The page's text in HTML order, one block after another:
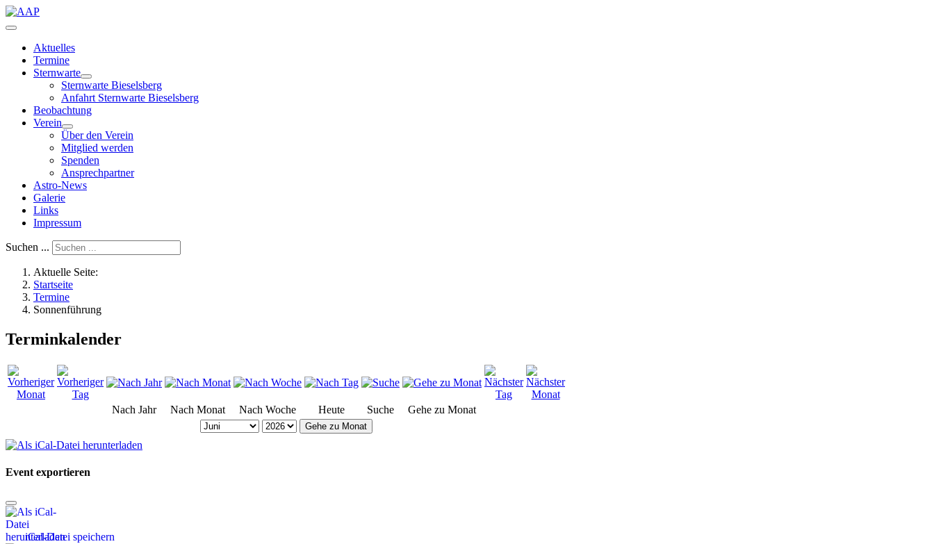
Aktuelles
Termine
Sternwarte
Sternwarte Bieselsberg
Anfahrt Sternwarte Bieselsberg
Beobachtung
Verein
Über den Verein
Mitglied werden
Spenden
Ansprechpartner
Astro-News
Galerie
Links
Impressum
Suchen ...
Aktuelle Seite:
Startseite
Termine
Sonnenführung
Terminkalender
Nach Jahr Nach Monat Nach Woche Heute Suche Gehe zu Monat
Gehe zu Monat
Event exportieren
iCal-Datei speichern